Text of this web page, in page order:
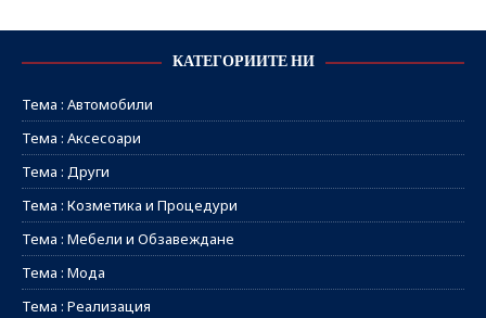
КАТЕГОРИИТЕ НИ
Тема : Автомобили
Тема : Аксесоари
Тема : Други
Тема : Козметика и Процедури
Тема : Мебели и Обзавеждане
Тема : Мода
Тема : Реализация